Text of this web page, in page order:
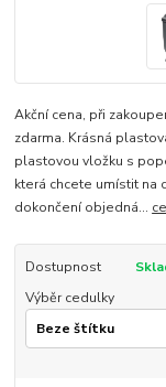
Akční cena, při
zdarma. Krásná
plastovou vložku s
která chcete umístit na
dokončení objedná...
Dostupnost
Výběr cedulky